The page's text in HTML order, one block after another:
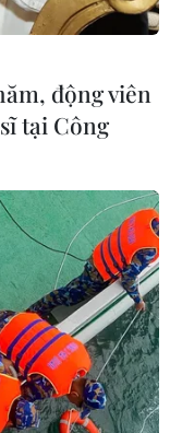
tuệ quy mô lớn.
cán bộ đấu
động viên
tại Công